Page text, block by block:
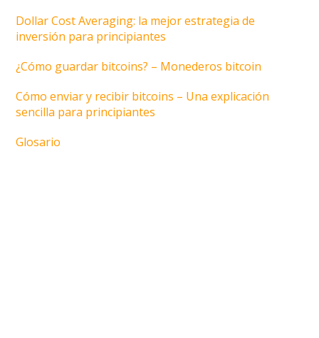
Dollar Cost Averaging: la mejor estrategia de
inversión para principiantes
¿Cómo guardar bitcoins? – Monederos bitcoin
Cómo enviar y recibir bitcoins – Una explicación
sencilla para principiantes
Glosario